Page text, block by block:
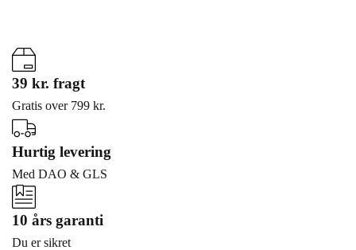
39 kr. fragt
Gratis over 799 kr.
Hurtig levering
Med DAO & GLS
10 års garanti
Du er sikret